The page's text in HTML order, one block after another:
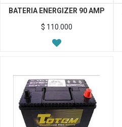
BATERIA ENERGIZER 90 AMP
$ 110.000